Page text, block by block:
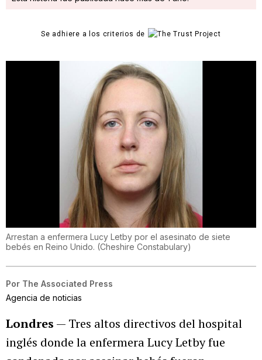
Se adhiere a los criterios de
Arrestan a enfermera Lucy Letby por el asesinato de siete
bebés en Reino Unido. (Cheshire Constabulary)
Por The Associated Press
Agencia de noticias
Londres — Tres altos directivos del hospital
inglés donde la enfermera Lucy Letby fue